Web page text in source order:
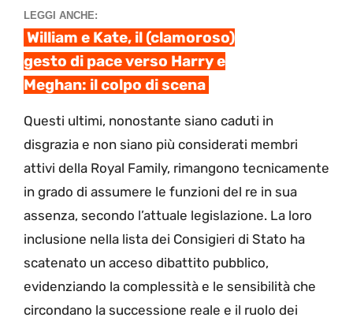
LEGGI ANCHE:
William e Kate, il (clamoroso)
gesto di pace verso Harry e
Meghan: il colpo di scena
Questi ultimi, nonostante siano caduti in
disgrazia e non siano più considerati membri
attivi della Royal Family, rimangono tecnicamente
in grado di assumere le funzioni del re in sua
assenza, secondo l’attuale legislazione. La loro
inclusione nella lista dei Consigieri di Stato ha
scatenato un acceso dibattito pubblico,
evidenziando la complessità e le sensibilità che
circondano la successione reale e il ruolo dei